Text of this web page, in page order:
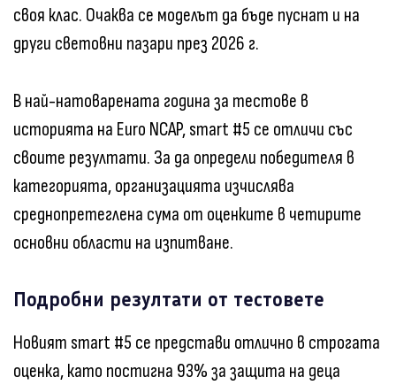
своя клас. Очаква се моделът да бъде пуснат и на
други световни пазари през 2026 г.
В най-натоварената година за тестове в
историята на Euro NCAP, smart #5 се отличи със
своите резултати. За да определи победителя в
категорията, организацията изчислява
среднопретеглена сума от оценките в четирите
основни области на изпитване.
Подробни резултати от тестовете
Новият smart #5 се представи отлично в строгата
оценка, като постигна 93% за защита на деца